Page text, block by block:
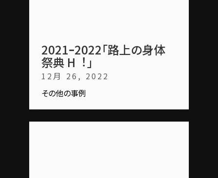
2021ｰ2022「路上の⾝体
祭典 H︕」
12月 26, 2022
その他の事例